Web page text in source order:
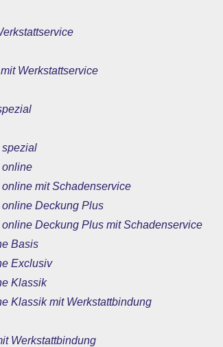
Werkstattservice
spezial
online
mit Schadenservice
Deckung Plus
Deckung Plus mit Schadenservice
Basis
Exclusiv
Klassik
Klassik mit Werkstattbindung
Werkstattbindung